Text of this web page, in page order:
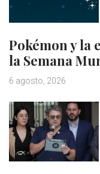
Pokémon y la
la Semana
6 agosto, 2026